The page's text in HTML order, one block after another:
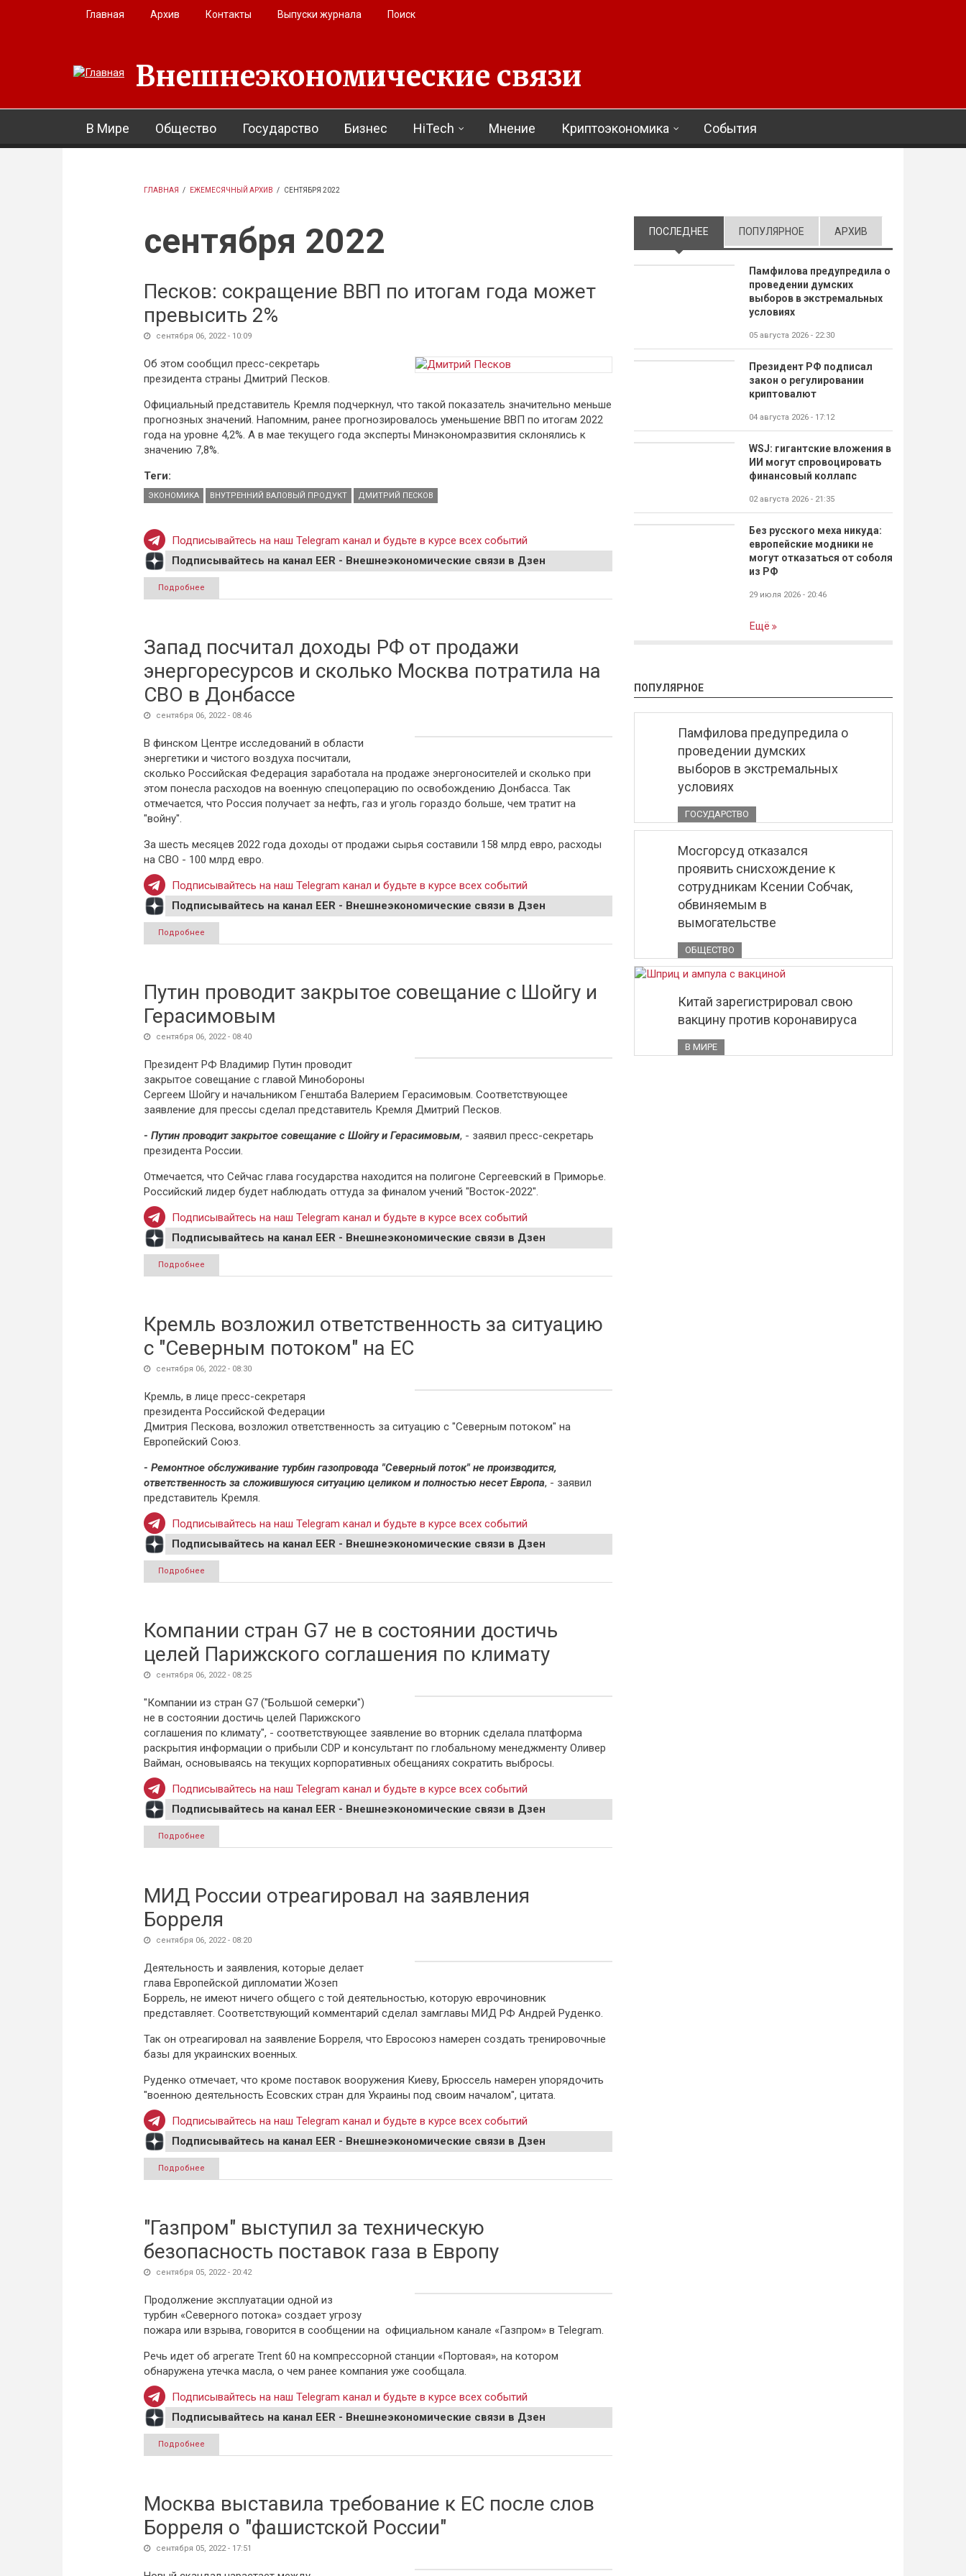
Перейти к основному содержанию
Главная Архив Контакты Выпуски журнала Поиск
Внешнеэкономические связи
В Мире Общество Государство Бизнес HiTech Мнение Криптоэкономика События
ГЛАВНАЯ / ЕЖЕМЕСЯЧНЫЙ АРХИВ / СЕНТЯБРЯ 2022
сентября 2022
Песков: сокращение ВВП по итогам года может
превысить 2%
сентября 06, 2022 - 10:09
Об этом сообщил пресс-секретарь
президента страны Дмитрий Песков.
Официальный представитель Кремля подчеркнул, что такой показатель значительно меньше
прогнозных значений. Напомним, ранее прогнозировалось уменьшение ВВП по итогам 2022
года на уровне 4,2%. А в мае текущего года эксперты Минэкономразвития склонялись к
значению 7,8%.
Теги:
ЭКОНОМИКА ВНУТРЕННИЙ ВАЛОВЫЙ ПРОДУКТ ДМИТРИЙ ПЕСКОВ
Подписывайтесь на наш Telegram канал и будьте в курсе всех событий
Подписывайтесь на канал EER - Внешнеэкономические связи в Дзен
Подробнее
Запад посчитал доходы РФ от продажи
энергоресурсов и сколько Москва потратила на
СВО в Донбассе
сентября 06, 2022 - 08:46
В финском Центре исследований в области
энергетики и чистого воздуха посчитали,
сколько Российская Федерация заработала на продаже энергоносителей и сколько при
этом понесла расходов на военную спецоперацию по освобождению Донбасса. Так
отмечается, что Россия получает за нефть, газ и уголь гораздо больше, чем тратит на
"войну".
За шесть месяцев 2022 года доходы от продажи сырья составили 158 млрд евро, расходы
на СВО - 100 млрд евро.
Подписывайтесь на наш Telegram канал и будьте в курсе всех событий
Подписывайтесь на канал EER - Внешнеэкономические связи в Дзен
Подробнее
Донбассе
Путин проводит закрытое совещание с Шойгу и
Герасимовым
сентября 06, 2022 - 08:40
Президент РФ Владимир Путин проводит
закрытое совещание с главой Минобороны
Сергеем Шойгу и начальником Генштаба Валерием Герасимовым. Соответствующее
заявление для прессы сделал представитель Кремля Дмитрий Песков.
- Путин проводит закрытое совещание с Шойгу и Герасимовым, - заявил пресс-секретарь
президента России.
Отмечается, что Сейчас глава государства находится на полигоне Сергеевский в Приморье.
Российский лидер будет наблюдать оттуда за финалом учений "Восток-2022".
Подписывайтесь на наш Telegram канал и будьте в курсе всех событий
Подписывайтесь на канал EER - Внешнеэкономические связи в Дзен
Подробнее
Кремль возложил ответственность за ситуацию
с "Северным потоком" на ЕС
сентября 06, 2022 - 08:30
Кремль, в лице пресс-секретаря
президента Российской Федерации
Дмитрия Пескова, возложил ответственность за ситуацию с "Северным потоком" на
Европейский Союз.
- Ремонтное обслуживание турбин газопровода "Северный поток" не производится,
ответственность за сложившуюся ситуацию целиком и полностью несет Европа, - заявил
представитель Кремля.
Подписывайтесь на наш Telegram канал и будьте в курсе всех событий
Подписывайтесь на канал EER - Внешнеэкономические связи в Дзен
Подробнее
Компании стран G7 не в состоянии достичь
целей Парижского соглашения по климату
сентября 06, 2022 - 08:25
"Компании из стран G7 ("Большой семерки")
не в состоянии достичь целей Парижского
соглашения по климату", - соответствующее заявление во вторник сделала платформа
раскрытия информации о прибыли CDP и консультант по глобальному менеджменту Оливер
Вайман, основываясь на текущих корпоративных обещаниях сократить выбросы.
Подписывайтесь на наш Telegram канал и будьте в курсе всех событий
Подписывайтесь на канал EER - Внешнеэкономические связи в Дзен
Подробнее
МИД России отреагировал на заявления
Борреля
сентября 06, 2022 - 08:20
Деятельность и заявления, которые делает
глава Европейской дипломатии Жозеп
Боррель, не имеют ничего общего с той деятельностью, которую еврочиновник
представляет. Соответствующий комментарий сделал замглавы МИД РФ Андрей Руденко.
Так он отреагировал на заявление Борреля, что Евросоюз намерен создать тренировочные
базы для украинских военных.
Руденко отмечает, что кроме поставок вооружения Киеву, Брюссель намерен упорядочить
"военною деятельность Есовских стран для Украины под своим началом", цитата.
Подписывайтесь на наш Telegram канал и будьте в курсе всех событий
Подписывайтесь на канал EER - Внешнеэкономические связи в Дзен
Подробнее
"Газпром" выступил за техническую
безопасность поставок газа в Европу
сентября 05, 2022 - 20:42
Продолжение эксплуатации одной из
турбин «Северного потока» создает угрозу
пожара или взрыва, говорится в сообщении на официальном канале «Газпром» в Telegram.
Речь идет об агрегате Trent 60 на компрессорной станции «Портовая», на котором
обнаружена утечка масла, о чем ранее компания уже сообщала.
Подписывайтесь на наш Telegram канал и будьте в курсе всех событий
Подписывайтесь на канал EER - Внешнеэкономические связи в Дзен
Подробнее
Москва выставила требование к ЕС после слов
Борреля о "фашистской России"
сентября 05, 2022 - 17:51
ПОСЛЕДНЕЕ (АКТИВНАЯ ВКЛАДКА)
ПОПУЛЯРНОЕ АРХИВ
Памфилова предупредила о
проведении думских
выборов в экстремальных
условиях
05 августа 2026 - 22:30
Президент РФ подписал
закон о регулировании
криптовалют
04 августа 2026 - 17:12
WSJ: гигантские вложения в
ИИ могут спровоцировать
финансовый коллапс
02 августа 2026 - 21:35
Без русского меха никуда:
европейские модники не
могут отказаться от соболя
из РФ
29 июля 2026 - 20:46
Ещё
ПОПУЛЯРНОЕ
Памфилова предупредила о
проведении думских
выборов в экстремальных
условиях
ГОСУДАРСТВО
Мосгорсуд отказался
проявить снисхождение к
сотрудникам Ксении Собчак,
обвиняемым в
вымогательстве
ОБЩЕСТВО
Китай зарегистрировал свою
вакцину против коронавируса
В МИРЕ